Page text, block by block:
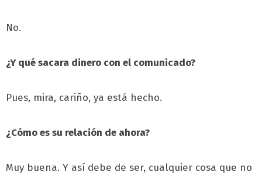
No.
¿Y qué sacara dinero con el comunicado?
Pues, mira, cariño, ya está hecho.
¿Cómo es su relación de ahora?
Muy buena. Y así debe de ser, cualquier cosa que no